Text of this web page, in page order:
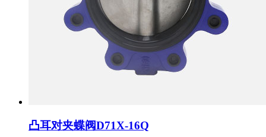
凸耳对夹蝶阀D71X-16Q